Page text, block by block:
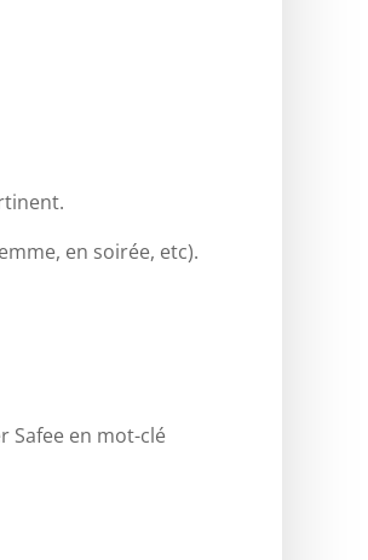
en soirée, etc).
Safee en mot-clé